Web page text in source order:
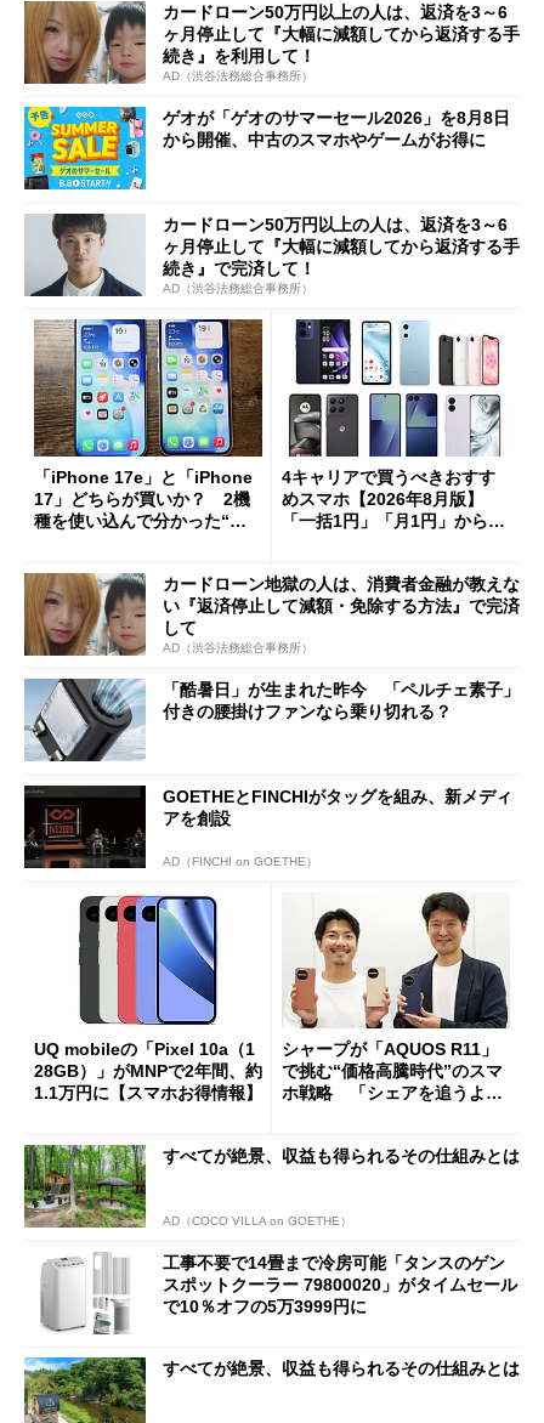
カードローン50万円以上の人は、返済を3～6
ヶ月停止して『大幅に減額してから返済する手
続き』を利用して！
AD（渋谷法務総合事務所）
ゲオが「ゲオのサマーセール2026」を8月8日
から開催、中古のスマホやゲームがお得に
カードローン50万円以上の人は、返済を3～6
ヶ月停止して『大幅に減額してから返済する手
続き』で完済して！
AD（渋谷法務総合事務所）
「iPhone 17e」と「iPhone
17」どちらが買いか？ 2機
種を使い込んで分かった“ス
4キャリアで買うべきおすす
めスマホ【2026年8月版】
「一括1円」「月1円」からお
カードローン地獄の人は、消費者金融が教えな
い『返済停止して減額・免除する方法』で完済
して
AD（渋谷法務総合事務所）
「酷暑日」が生まれた昨今 「ペルチェ素子」
付きの腰掛けファンなら乗り切れる？
GOETHEとFINCHIがタッグを組み、新メディ
アを創設
AD（FINCHI on GOETHE）
UQ mobileの「Pixel 10a（1
28GB）」がMNPで2年間、約
1.1万円に【スマホお得情報】
シャープが「AQUOS R11」
で挑む“価格高騰時代”のスマ
ホ戦略 「シェアを追うより
すべてが絶景、収益も得られるその仕組みとは
AD（COCO VILLA on GOETHE）
工事不要で14畳まで冷房可能「タンスのゲン
スポットクーラー 79800020」がタイムセール
で10％オフの5万3999円に
すべてが絶景、収益も得られるその仕組みとは